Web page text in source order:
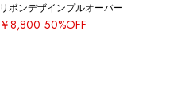
リボンデザインプルオーバー
￥8,800 50%OFF